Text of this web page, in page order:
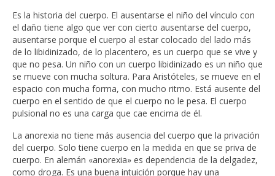
Es la historia del cuerpo. El ausentarse el niño del vínculo con
el daño tiene algo que ver con cierto ausentarse del cuerpo,
ausentarse porque el cuerpo al estar colocado del lado más
de lo libidinizado, de lo placentero, es un cuerpo que se vive y
que no pesa. Un niño con un cuerpo libidinizado es un niño que
se mueve con mucha soltura. Para Aristóteles, se mueve en el
espacio con mucha forma, con mucho ritmo. Está ausente del
cuerpo en el sentido de que el cuerpo no le pesa. El cuerpo
pulsional no es una carga que cae encima de él.
La anorexia no tiene más ausencia del cuerpo que la privación
del cuerpo. Solo tiene cuerpo en la medida en que se priva de
cuerpo. En alemán «anorexia» es dependencia de la delgadez,
como droga. Es una buena intuición porque hay una